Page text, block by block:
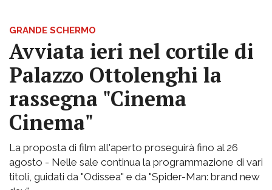
GRANDE SCHERMO
Avviata ieri nel cortile di
Palazzo Ottolenghi la
rassegna "Cinema
Cinema"
La proposta di film all'aperto proseguirà fino al 26
agosto - Nelle sale continua la programmazione di vari
titoli, guidati da "Odissea" e da "Spider-Man: brand new